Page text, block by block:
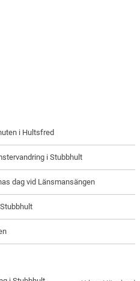
i Hultsfred
i Stubbhult
dag vid Länsmansängen